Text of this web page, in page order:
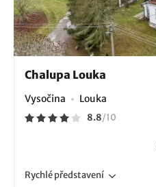
Chalupa Louka
Vysočina Louka
8.8/10
Rychlépředstavení